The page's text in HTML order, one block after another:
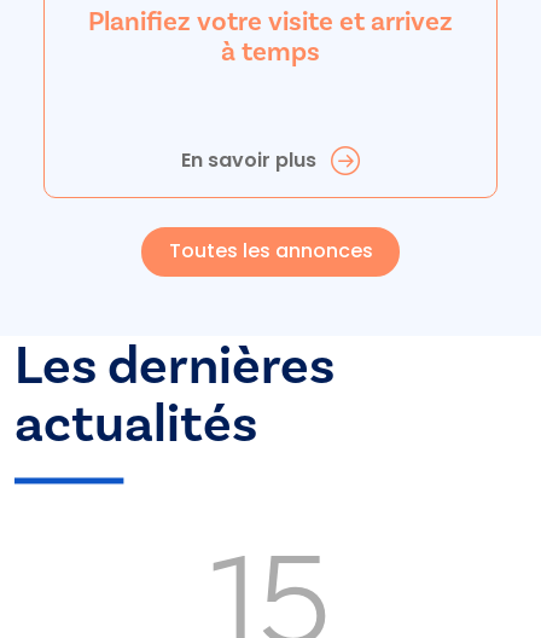
Planifiez votre visite et arrivez
à temps
En savoir plus
Toutes les annonces
Les dernières
actualités
15